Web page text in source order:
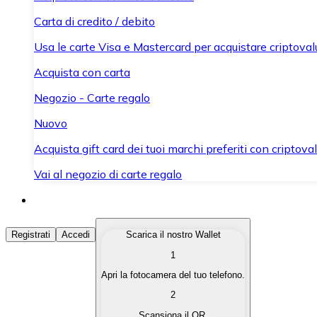
Carta di credito / debito
Usa le carte Visa e Mastercard per acquistare
Acquista con carta
Negozio - Carte regalo
Nuovo
Acquista gift card dei tuoi marchi preferiti con
Vai al negozio di carte regalo
Acquista Criptovalute
Acquista le criptovalute che ti interessano in modo
Converti le tue criptovalute in valuta fiat quando ne hai
Registrati Accedi
Scarica il nostro Wallet
1
Apri la fotocamera del tuo telefono.
2